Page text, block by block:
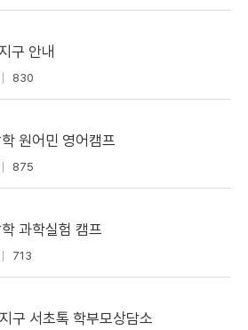
구 안내
830
원어민 영어캠프
875
과학실험 캠프
713
구 서초톡 학부모상담소